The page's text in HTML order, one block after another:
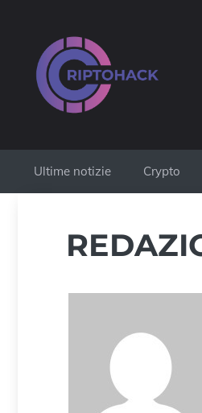
contenuto
Ultime notizie Crypto